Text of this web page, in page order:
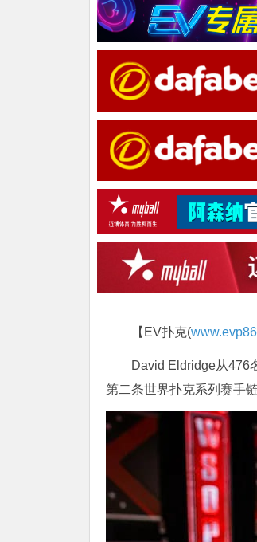
【EV扑克(
David Eldridge从476
第二条世界扑克系列赛手